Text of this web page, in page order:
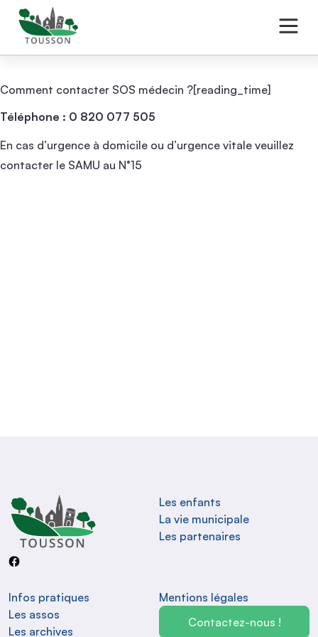
Comment contacter SOS médecin ?[reading_time]
Téléphone : 0 820 077 505
En cas d’urgence à domicile ou d’urgence vitale veuillez
contacter le SAMU au N°15
Les enfants
La vie municipale
Les partenaires
Infos pratiques
Les assos
Les archives
Mentions légales
Contactez-nous !